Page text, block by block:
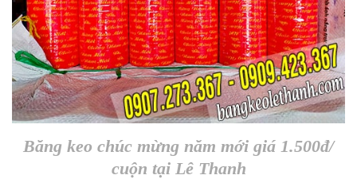
Băng keo chúc mừng năm mới giá 1.500đ/
cuộn tại Lê Thanh